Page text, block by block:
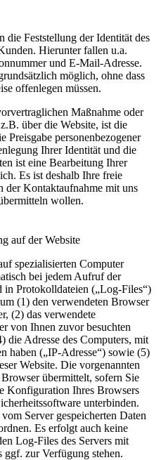
die Feststellung der Identität des
Hierunter fallen u.a.
und E-Mail-Adresse.
möglich, ohne dass
offenlegen müssen.
Maßnahme oder
über die Website, ist die
personenbezogener
Ihrer Identität und die
ist eine Bearbeitung Ihrer
Es ist deshalb Ihre freie
der Kontaktaufnahme mit uns
wollen.
auf der Website
spezialisierten Computer
bei jedem Aufruf der
in Protokolldateien („Log-Files“)
(1) den verwendeten Browser
(2) das verwendete
von Ihnen zuvor besuchten
die Adresse des Computers, mit
haben („IP-Adresse“) sowie (5)
Website. Die vorgenannten
übermittelt, sofern Sie
Konfiguration Ihres Browsers
unterbinden.
Server gespeicherten Daten
Es erfolgt auch keine
Log-Files des Servers mit
ggf. zur Verfügung stehen.